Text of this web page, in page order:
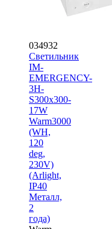
034932
Светильник
IM-
EMERGENCY-
3H-
S300x300-
17W
Warm3000
(WH,
120
deg,
230V)
(Arlight,
IP40
Металл,
2
года)